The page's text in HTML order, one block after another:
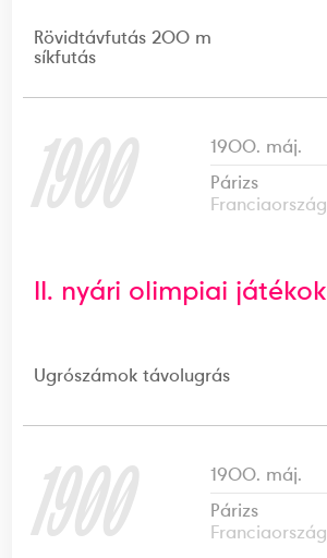
Rövidtávfutás 200 m
síkfutás
1900
1900. máj.
Párizs
Franciaország
II. nyári olimpiai játékok
Ugrószámok távolugrás
1900
1900. máj.
Párizs
Franciaország